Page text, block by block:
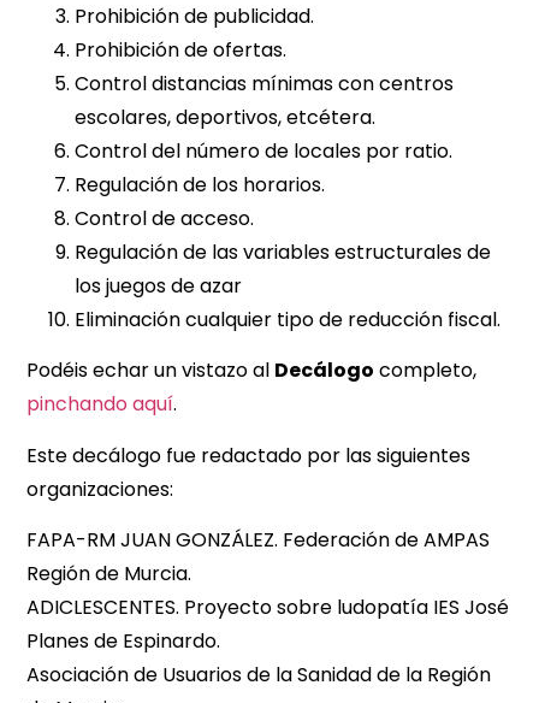
Prohibición de publicidad.
Prohibición de ofertas.
Control distancias mínimas con centros
escolares, deportivos, etcétera.
Control del número de locales por ratio.
Regulación de los horarios.
Control de acceso.
Regulación de las variables estructurales de
los juegos de azar
Eliminación cualquier tipo de reducción fiscal.
Podéis echar un vistazo al Decálogo completo,
pinchando aquí.
Este decálogo fue redactado por las siguientes
organizaciones:
FAPA-RM JUAN GONZÁLEZ. Federación de AMPAS
Región de Murcia.
ADICLESCENTES. Proyecto sobre ludopatía IES José
Planes de Espinardo.
Asociación de Usuarios de la Sanidad de la Región